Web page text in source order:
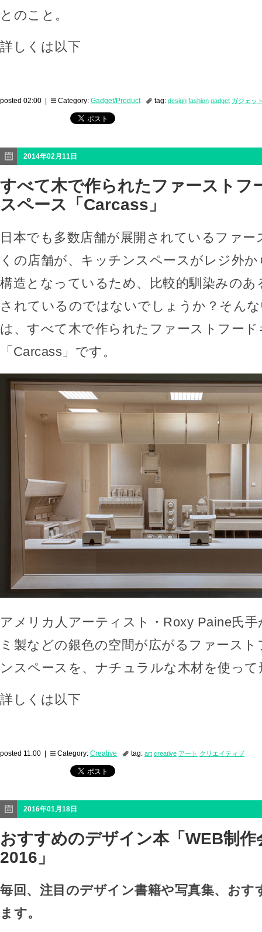
とのこと。
詳しくは以下
posted 02:00 | Category: Gadget/Product tag: design fashion gadget ガジェッ
2014年02月11日
すべて木で作られたファーストフ
スペース「Carcass」
日本でも多数店舗が展開されているファー
くの店舗が、キッチンスペースがレジ外
構造となっているため、比較的馴染みのあ
されているのではないでしょうか？そん
は、すべて木で作られたファーストフー
「Carcass」です。
アメリカ人アーティスト・Roxy Paine氏
ミ製などの銀色の空間が広がるファース
ンスペースを、ナチュラルな木材を使っ
詳しくは以下
posted 11:00 | Category: Creative tag: art creative アート クリエイティブ
2016年01月18日
おすすめのデザイン本「WEB制作
2016」
毎回、注目のデザイン書籍や写真集、おす
ます。